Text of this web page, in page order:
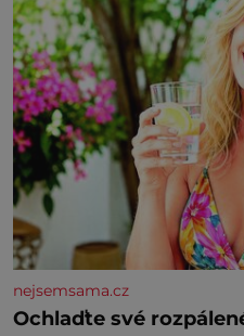
nejsemsama.cz
Ochlaďte své